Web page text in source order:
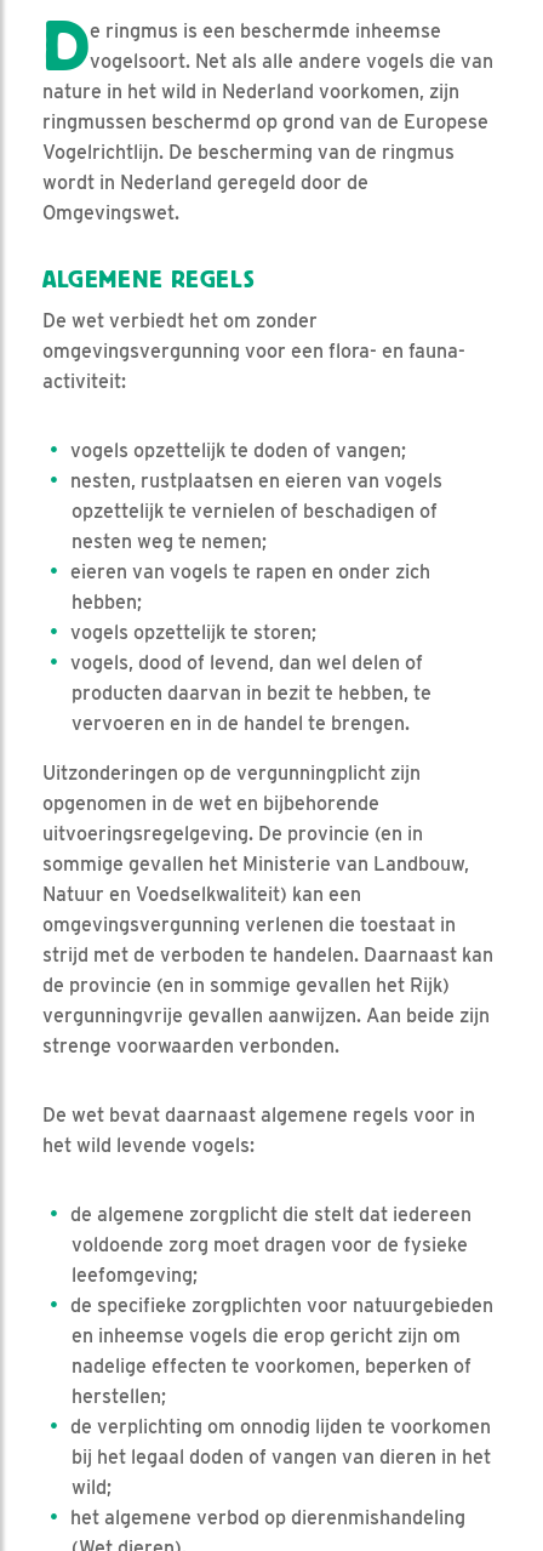
De ringmus is een beschermde inheemse
vogelsoort. Net als alle andere vogels die van
nature in het wild in Nederland voorkomen, zijn
ringmussen beschermd op grond van de Europese
Vogelrichtlijn. De bescherming van de ringmus
wordt in Nederland geregeld door de
Omgevingswet.
ALGEMENE REGELS
De wet verbiedt het om zonder
omgevingsvergunning voor een flora- en fauna-
activiteit:
vogels opzettelijk te doden of vangen;
nesten, rustplaatsen en eieren van vogels
opzettelijk te vernielen of beschadigen of
nesten weg te nemen;
eieren van vogels te rapen en onder zich
hebben;
vogels opzettelijk te storen;
vogels, dood of levend, dan wel delen of
producten daarvan in bezit te hebben, te
vervoeren en in de handel te brengen.
Uitzonderingen op de vergunningplicht zijn
opgenomen in de wet en bijbehorende
uitvoeringsregelgeving. De provincie (en in
sommige gevallen het Ministerie van Landbouw,
Natuur en Voedselkwaliteit) kan een
omgevingsvergunning verlenen die toestaat in
strijd met de verboden te handelen. Daarnaast kan
de provincie (en in sommige gevallen het Rijk)
vergunningvrije gevallen aanwijzen. Aan beide zijn
strenge voorwaarden verbonden.
De wet bevat daarnaast algemene regels voor in
het wild levende vogels:
de algemene zorgplicht die stelt dat iedereen
voldoende zorg moet dragen voor de fysieke
leefomgeving;
de specifieke zorgplichten voor natuurgebieden
en inheemse vogels die erop gericht zijn om
nadelige effecten te voorkomen, beperken of
herstellen;
de verplichting om onnodig lijden te voorkomen
bij het legaal doden of vangen van dieren in het
wild;
het algemene verbod op dierenmishandeling